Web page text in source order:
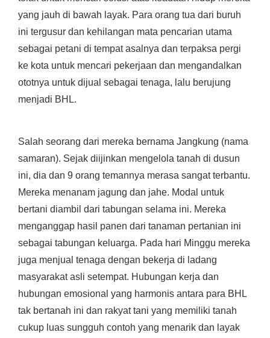
yang jauh di bawah layak. Para orang tua dari buruh
ini tergusur dan kehilangan mata pencarian utama
sebagai petani di tempat asalnya dan terpaksa pergi
ke kota untuk mencari pekerjaan dan mengandalkan
ototnya untuk dijual sebagai tenaga, lalu berujung
menjadi BHL.
Salah seorang dari mereka bernama Jangkung (nama
samaran). Sejak diijinkan mengelola tanah di dusun
ini, dia dan 9 orang temannya merasa sangat terbantu.
Mereka menanam jagung dan jahe. Modal untuk
bertani diambil dari tabungan selama ini. Mereka
menganggap hasil panen dari tanaman pertanian ini
sebagai tabungan keluarga. Pada hari Minggu mereka
juga menjual tenaga dengan bekerja di ladang
masyarakat asli setempat. Hubungan kerja dan
hubungan emosional yang harmonis antara para BHL
tak bertanah ini dan rakyat tani yang memiliki tanah
cukup luas sungguh contoh yang menarik dan layak